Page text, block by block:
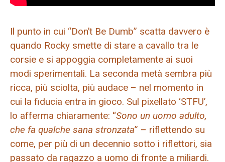
Il punto in cui “Don’t Be Dumb” scatta davvero è
quando Rocky smette di stare a cavallo tra le
corsie e si appoggia completamente ai suoi
modi sperimentali. La seconda metà sembra più
ricca, più sciolta, più audace – nel momento in
cui la fiducia entra in gioco. Sul pixellato ‘STFU’,
lo afferma chiaramente: “Sono un uomo adulto,
che fa qualche sana stronzata” – riflettendo su
come, per più di un decennio sotto i riflettori, sia
passato da ragazzo a uomo di fronte a miliardi.